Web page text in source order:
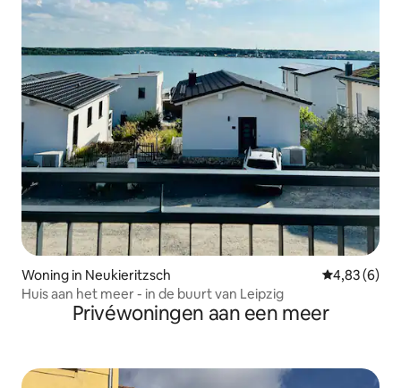
Woning in Neukieritzsch Gemiddelde
4,83 (6)
Huis aan het meer - in de buurt van Leipzig
Privéwoningen aan een meer